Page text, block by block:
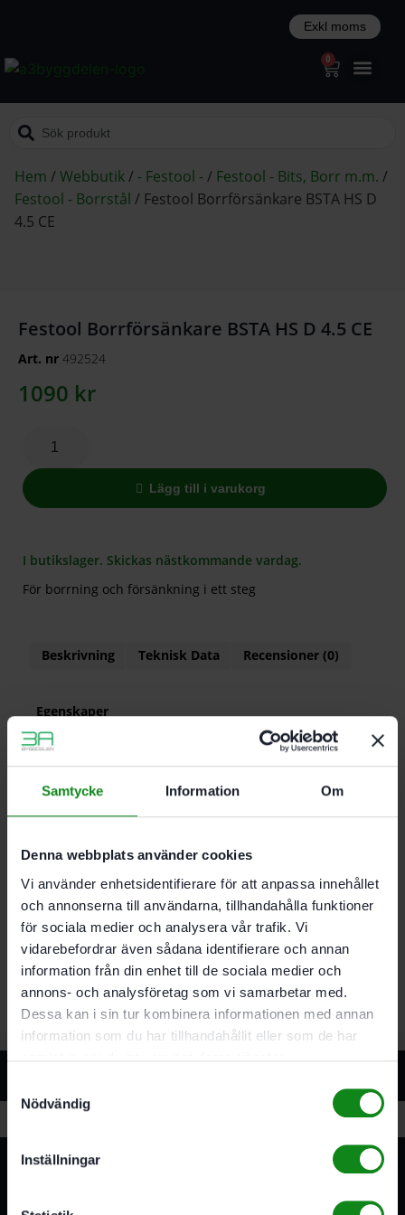
Samtycke Information Om
Denna webbplats använder cookies
Vi använder enhetsidentifierare för att anpassa innehållet
och annonserna till användarna, tillhandahålla funktioner
för sociala medier och analysera vår trafik. Vi
vidarebefordrar även sådana identifierare och annan
information från din enhet till de sociala medier och
annons- och analysföretag som vi samarbetar med.
Dessa kan i sin tur kombinera informationen med annan
information som du har tillhandahållit eller som de har
Nödvändig
Inställningar
0
Hem /Webbutik/ - Festool -/ Festool - Bits, Borr m.m. /
Festool - Borrstål / Festool Borrförsänkare BSTA HS D
4.5 CE
Festool Borrförsänkare BSTA HS D 4.5 CE
Art. nr 492524
1090 kr
Lägg till i varukorg
I butikslager. Skickas nästkommande vardag.
För borrning och försänkning i ett steg
Beskrivning Teknisk Data Recensioner (0)
Egenskaper
För borrning och försänkning i ett steg
Inställbart djupanslag
Diameter 4.5 mm; Förpackning 1 Antal
Det finns inga recensioner än.
Bli först med att recensera ”Festool Borrförsänkare
BSTA HS D 4.5 CE”
Du måste varainloggadför att skriva en recension.